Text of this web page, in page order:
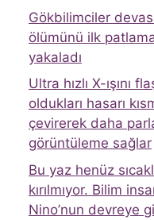
Gökbilimciler
ölümünü ilk
yakaladı
Ultra hızlı X-ışını
oldukları hasarı
çevirerek daha
görüntüleme sağlar
Bu yaz henüz
kırılmıyor. Bilim
Nino’nun devreye